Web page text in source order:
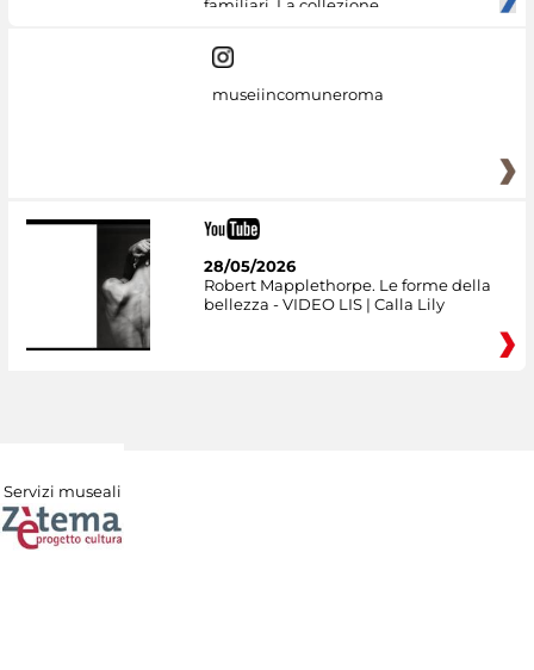
familiari. La collezione
museiincomuneroma
28/05/2026
Robert Mapplethorpe. Le forme della
bellezza - VIDEO LIS | Calla Lily
Servizi museali